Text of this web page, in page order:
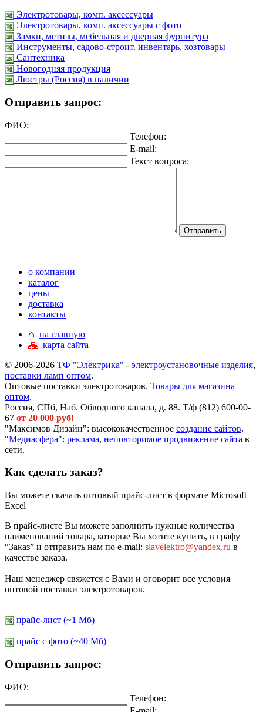
Электротовары, комп. аксессуары
Электротовары, комп. аксессуары с фото
Замки, метизы, мебельная и дверная фурнитура
Инструменты, садово-строит. инвентарь, хозтовары
Сантехника
Новогодняя продукция
Люстры (Россия) в наличии
Отправить запрос:
ФИО:
Телефон:
E-mail:
Текст вопроса:
о компании
каталог
цены
доставка
контакты
на главную
карта сайта
© 2006-2026 ТФ "Электрика" - электроустановочные изделия,
поставки ламп оптом.
Оптовые поставки электротоваров. Товары для магазина
оптом.
Россия, СПб, Наб. Обводного канала, д. 88. Т/ф (812) 600-00-
67 от 20 000 руб!
"Максимов Дизайн": высококачественное создание сайтов.
"Медиасфера": реклама, неповторимое продвижение сайта в
сети.
Как сделать заказ?
Вы можете скачать оптовый прайс-лист в формате Microsoft
Excel
В прайс-листе Вы можете заполнить нужные количества
наименований товара, которые Вы хотите купить, в графу
“Заказ” и отправить нам по e-mail: slavelektro@yandex.ru в
качестве заказа.
Наш менеджер свяжется с Вами и оговорит все условия
оптовой поставки электротоваров.
прайс-лист (~1 Мб)
прайс c фото (~40 Мб)
Отправить запрос:
ФИО:
Телефон: